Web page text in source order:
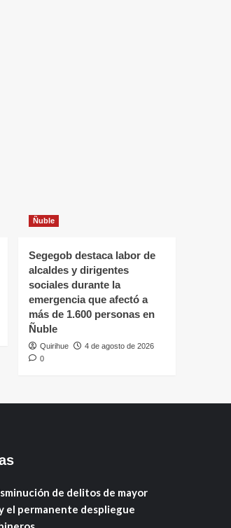
Ñuble
Segegob destaca labor de
alcaldes y dirigentes
sociales durante la
emergencia que afectó a
más de 1.600 personas en
Ñuble
Quirihue
4 de agosto de 2026
0
de delitos de mayor
el permanente despliegue